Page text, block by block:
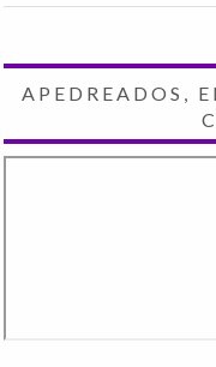
APEDREADOS,